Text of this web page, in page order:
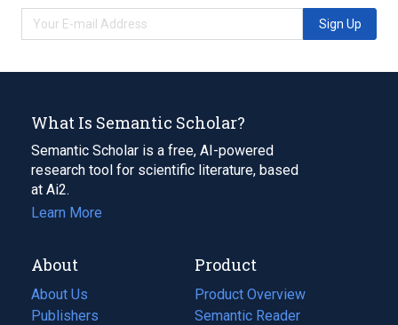
Sign Up
What Is Semantic Scholar?
Semantic Scholar is a free, AI-powered
research tool for scientific literature, based
at Ai2.
Learn More
About
About Us
Publishers
Product
Product Overview
Semantic Reader